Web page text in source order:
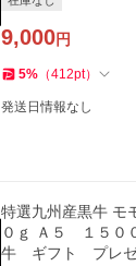
9,000円
5% （412pt）
発送日情報なし
特選九州産黒牛 モ
０ｇ Ａ５ １５
牛 ギフト プレ